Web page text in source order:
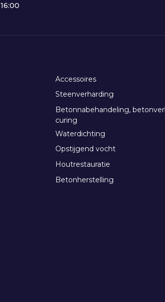
16:00
Accessoires
Steenverharding
Betonnabehandeling,
curing
Waterdichting
Opstijgend vocht
Houtrestauratie
Betonherstelling